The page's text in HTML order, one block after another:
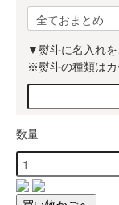
▼熨斗に名入れを
※熨斗の種類はカ
数量